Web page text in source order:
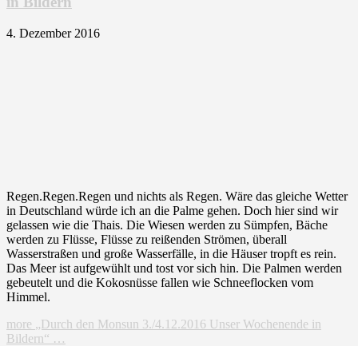
4. Dezember 2016
Regen.Regen.Regen und nichts als Regen. Wäre das gleiche Wetter
in Deutschland würde ich an die Palme gehen. Doch hier sind wir
gelassen wie die Thais. Die Wiesen werden zu Sümpfen, Bäche
werden zu Flüsse, Flüsse zu reißenden Strömen, überall
Wasserstraßen und große Wasserfälle, in die Häuser tropft es rein.
Das Meer ist aufgewühlt und tost vor sich hin. Die Palmen werden
gebeutelt und die Kokosnüsse fallen wie Schneeflocken vom
Himmel.
more „Durch den Monsun 3./4.12.2016 Unser Wochenende in
Bildern“ …